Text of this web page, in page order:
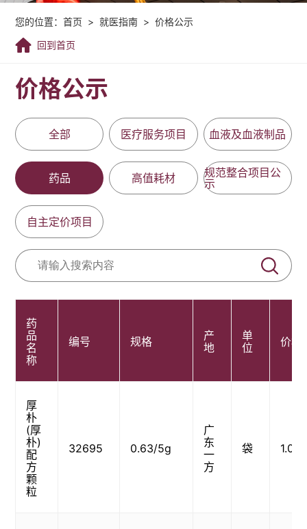
您的位置：首页 > 就医指南 > 价格公示
回到首页
价格公示
全部 医疗服务项目 血液及血液制品
药品 高值耗材
规范整合项目公
示
自主定价项目
药
品
名
称
编号 规格
产
地
单
位
价格
厚
朴
(厚
朴)
配
方
颗
粒
32695 0.63/5g
广
东
一
方
袋 1.07